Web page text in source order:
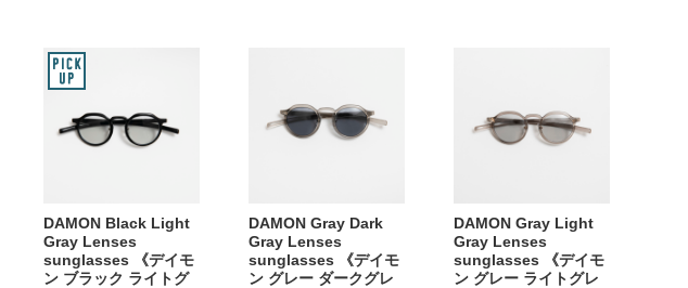
DAMON Black Light
Gray Lenses
sunglasses 《デイモ
ン ブラック ライトグ
DAMON Gray Dark
Gray Lenses
sunglasses 《デイモ
ン グレー ダークグレ
DAMON Gray Light
Gray Lenses
sunglasses 《デイモ
ン グレー ライトグレ